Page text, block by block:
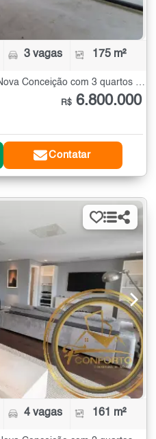
3 vagas 175 m²
R$ 6.800.000
Contatar
4 vagas 161 m²